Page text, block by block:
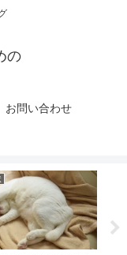
の
お問い合わせ